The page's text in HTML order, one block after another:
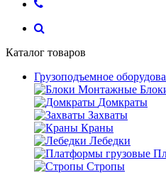
Каталог товаров
Грузоподъемное
Домкраты
Захваты
Краны
Лебедки
Стропы